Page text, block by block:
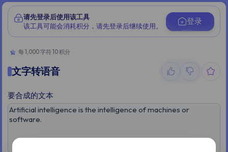
请先登录后使用该工具
该工具可能会消耗积分，请先登录后继续使用。
登录
文字转语音
要合成的文本
每 1,000 字符 10 积分